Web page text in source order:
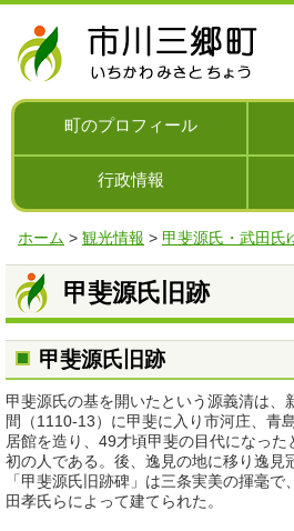
シ
ン
飛
町のプロフィール
行政情報
ホーム > 観光情報 > 甲斐源氏・武田氏
甲斐源氏旧跡
甲斐源氏旧跡
甲斐源氏の基を開いたという源義清は、
間（1110-13）に甲斐に入り市河庄、青
居館を造り、49才頃甲斐の目代になっ
初の人である。後、逸見の地に移り逸見
「甲斐源氏旧跡碑」は三条実美の揮毫
田孝氏らによって建てられた。